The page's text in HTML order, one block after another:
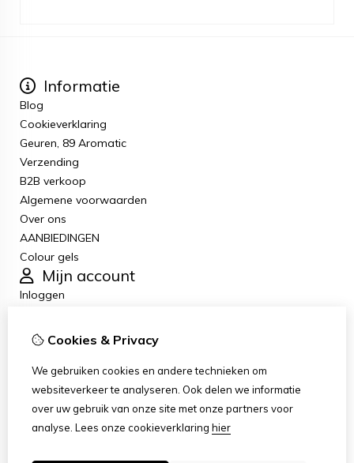
Informatie
Blog
Cookieverklaring
Geuren, 89 Aromatic
Verzending
B2B verkoop
Algemene voorwaarden
Over ons
AANBIEDINGEN
Colour gels
Mijn account
Inloggen
Verlanglijst
Klantenservice
Contact
Retourneren
Sitemap
Cookies & Privacy
We gebruiken cookies en andere technieken om
websiteverkeer te analyseren. Ook delen we informatie
over uw gebruik van onze site met onze partners voor
analyse. Lees onze cookieverklaring hier